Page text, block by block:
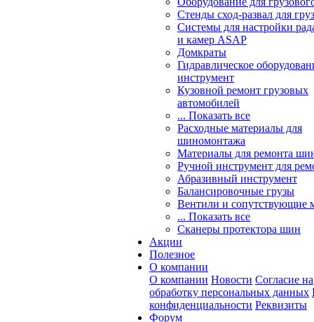
Стенды сход-развал для
Системы для настройки
и камер ASAP
Домкраты
Гидравлическое
инструмент
Кузовной ремонт грузовых
автомобилей
... Показать все
Расходные материалы для
шиномонтажа
Материалы для ремонта
Ручной инструмент для
Абразивный инструмент
Балансировочные грузы
Вентили и сопутствующие
... Показать все
Сканеры протектора шин
Акции
Полезное
О компании
О компании Новости Согласие на
обработку персональных данных
конфиденциальности Реквизиты
Форум